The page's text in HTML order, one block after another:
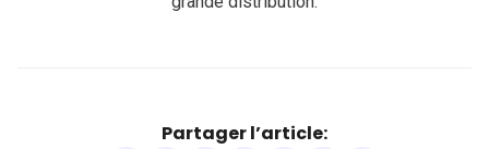
Partager l’article: